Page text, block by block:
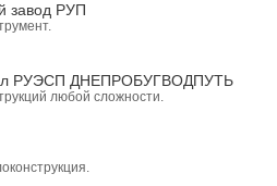
завод РУП
РУЭСП ДНЕПРОБУГВОДПУТЬ
любой сложности.